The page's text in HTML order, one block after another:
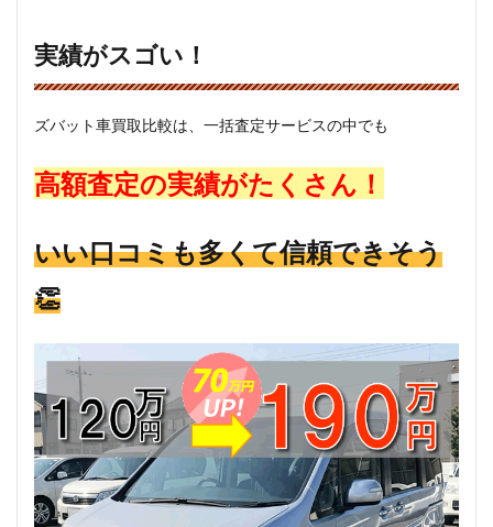
実績がスゴい！
ズバット車買取比較は、一括査定サービスの中でも
高額査定の実績がたくさん！
いい口コミも多くて信頼できそう
👏